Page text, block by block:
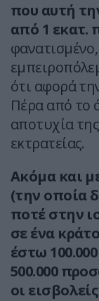
που αυτή
από 1 εκατ.
ότι αφορά
Πέρα από το
αποτυχία
εκτρατείας.
Ακόμα και
(την οποία
ποτέ στην
σε ένα
έστω
500.000
οι